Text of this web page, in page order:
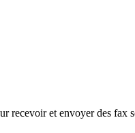
recevoir et envoyer des fax